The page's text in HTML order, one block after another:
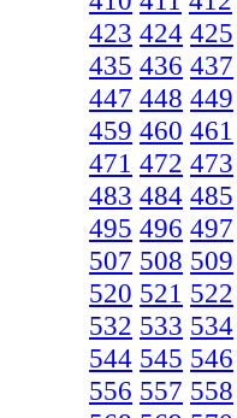
423 424 425
435 436 437
447 448 449
459 460 461
471 472 473
483 484 485
495 496 497
507 508 509
520 521 522
532 533 534
544 545 546
556 557 558